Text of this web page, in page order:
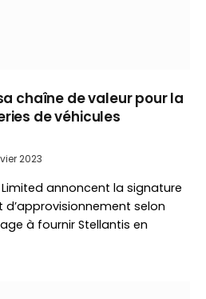
chaîne de valeur pour la
de véhicules
2023
annoncent la signature
selon
à fournir Stellantis en